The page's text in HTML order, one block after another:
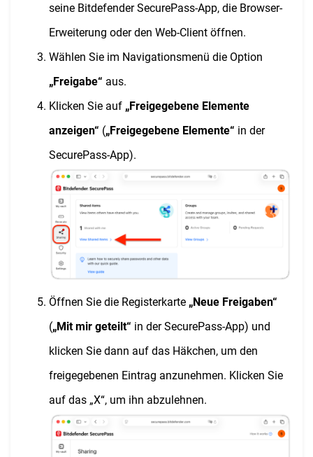
seine Bitdefender SecurePass-App, die Browser-
Erweiterung oder den Web-Client öffnen.
Wählen Sie im Navigationsmenü die Option
„Freigabe“ aus.
Klicken Sie auf „Freigegebene Elemente
anzeigen“ („Freigegebene Elemente“ in der
SecurePass-App).
Öffnen Sie die Registerkarte „Neue Freigaben“
(„Mit mir geteilt“ in der SecurePass-App) und
klicken Sie dann auf das Häkchen, um den
freigegebenen Eintrag anzunehmen. Klicken Sie
auf das „X“, um ihn abzulehnen.